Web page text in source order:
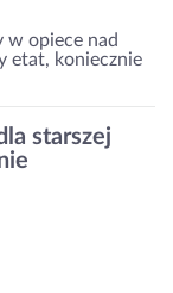
w opiece nad
etat, koniecznie
starszej